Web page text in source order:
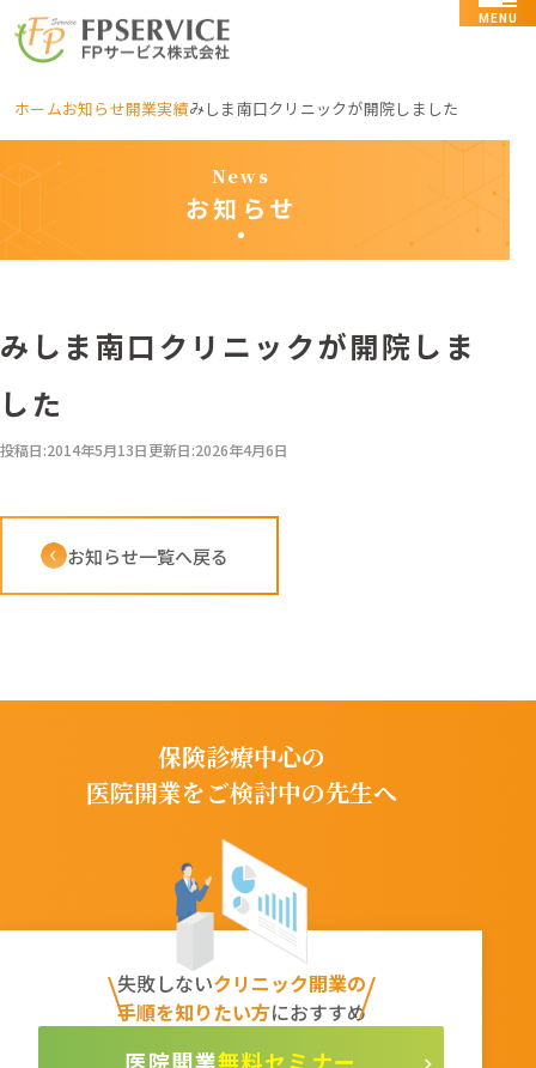
MENU
ホームお知らせ開業実績みしま南口クリニックが開院しました
News
お知らせ
みしま南口クリニックが開院しま
した
投稿日:2014年5月13日更新日:2026年4月6日
お知らせ一覧へ戻る
保険診療中心の
医院開業をご検討中の先生へ
失敗しないクリニック開業の
手順を知りたい方におすすめ
無料セミナー